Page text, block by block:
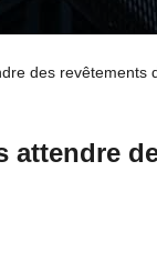
des revêtements
attendre